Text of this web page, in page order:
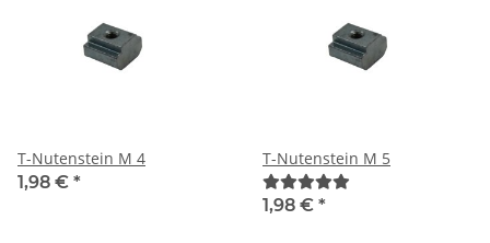
T-Nutenstein M 4
1,98 € *
T-Nutenstein M 5
1,98 € *